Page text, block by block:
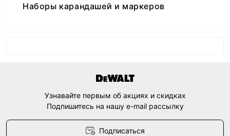
Наборы карандашей и маркеров
Узнавайте первым об акциях и скидках
Подпишитесь на нашу e-mail рассылку
Подписаться